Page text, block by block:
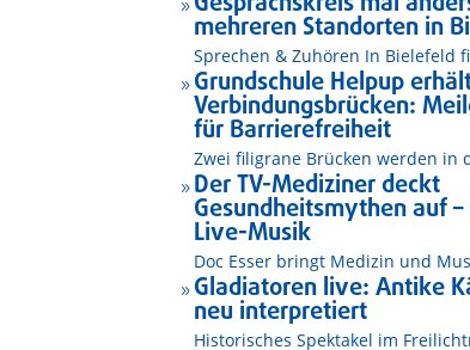
9
mehreren Standorten in
Sprechen & Zuhören In Bielefeld
9 Grundschule Helpup
Verbindungsbrücken:
für Barrierefreiheit
Zwei filigrane Brücken werden in
9 Der TV-Mediziner deckt
Gesundheitsmythen auf
Live-Musik
Doc Esser bringt Medizin und
9 Gladiatoren live: Antike
neu interpretiert
Historisches Spektakel im